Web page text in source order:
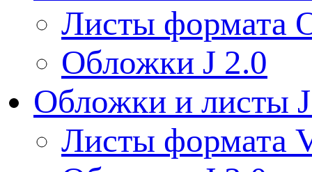
Листы формата
Обложки J 2.0
Обложки и листы
Листы формата